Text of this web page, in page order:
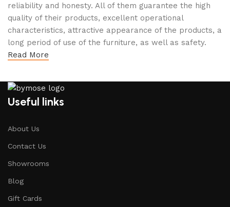
reliability and honesty. All of them guarantee the high
quality of their products, excellent operational
characteristics, attractive appearance of the products, a
long period of use of the furniture, as well as safety.
Read More
Useful links
About Us
Contact Us
Showrooms
Blog
Gift Cards